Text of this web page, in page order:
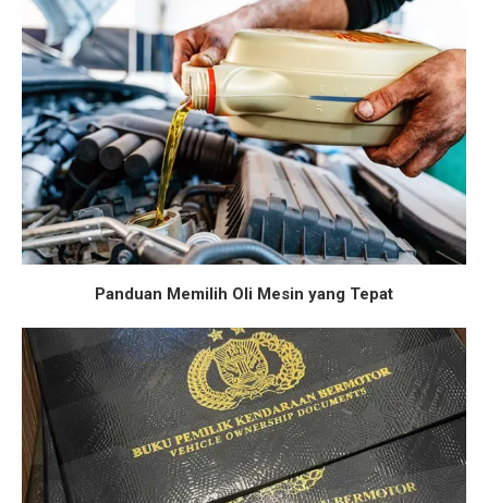
Panduan Memilih Oli Mesin yang Tepat